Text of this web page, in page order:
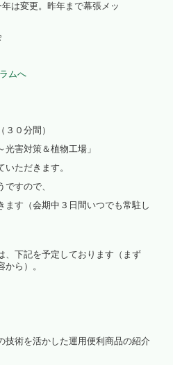
は変更。昨年まで幕張メッ
ムへ
０分間）
光害対策＆植物工場」
いただきます。
すので、
ます（会期中３日間いつでも常駐し
、下記を予定しております（まず
ら）。
技術を活かした運用便利商品の紹介